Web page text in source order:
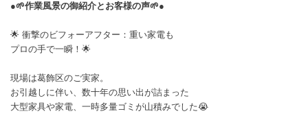
●🌱作業風景の御紹介とお客様の声🌱●
🌟 衝撃のビフォーアフター：重い家電も
プロの手で一瞬！🌟
現場は葛飾区のご実家。
お引越しに伴い、数十年の思い出が詰まった
大型家具や家電、一時多量ゴミが山積みでした😭